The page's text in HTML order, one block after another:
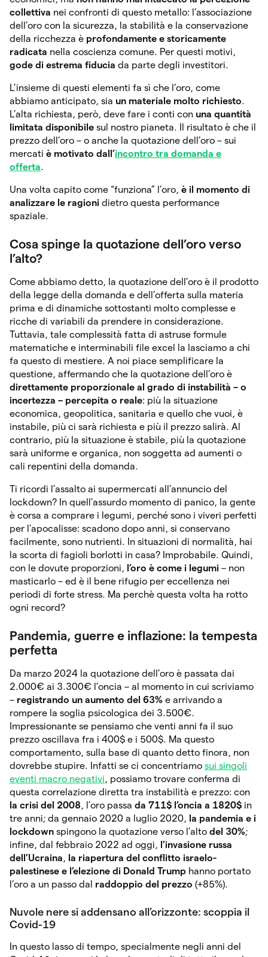
collettiva nei confronti di questo metallo: l’associazione
dell’oro con la sicurezza, la stabilità e la conservazione
della ricchezza è profondamente e storicamente
radicata nella coscienza comune. Per questi motivi,
gode di estrema fiducia da parte degli investitori.
L’insieme di questi elementi fa sì che l’oro, come
abbiamo anticipato, sia un materiale molto richiesto.
L’alta richiesta, però, deve fare i conti con una quantità
limitata disponibile sul nostro pianeta. Il risultato è che il
prezzo dell’oro – o anche la quotazione dell’oro – sui
mercati è motivato dall’incontro tra domanda e
offerta.
Una volta capito come “funziona” l’oro, è il momento di
analizzare le ragioni dietro questa performance
spaziale.
Cosa spinge la quotazione dell’oro verso
l’alto?
Come abbiamo detto, la quotazione dell’oro è il prodotto
della legge della domanda e dell’offerta sulla materia
prima e di dinamiche sottostanti molto complesse e
ricche di variabili da prendere in considerazione.
Tuttavia, tale complessità fatta di astruse formule
matematiche e interminabili file excel la lasciamo a chi
fa questo di mestiere. A noi piace semplificare la
questione, affermando che la quotazione dell’oro è
direttamente proporzionale al grado di instabilità – o
incertezza – percepita o reale: più la situazione
economica, geopolitica, sanitaria e quello che vuoi, è
instabile, più ci sarà richiesta e più il prezzo salirà. Al
contrario, più la situazione è stabile, più la quotazione
sarà uniforme e organica, non soggetta ad aumenti o
cali repentini della domanda.
Ti ricordi l’assalto ai supermercati all’annuncio del
lockdown? In quell’assurdo momento di panico, la gente
è corsa a comprare i legumi, perché sono i viveri perfetti
per l’apocalisse: scadono dopo anni, si conservano
facilmente, sono nutrienti. In situazioni di normalità, hai
la scorta di fagioli borlotti in casa? Improbabile. Quindi,
con le dovute proporzioni, l’oro è come i legumi – non
masticarlo – ed è il bene rifugio per eccellenza nei
periodi di forte stress. Ma perchè questa volta ha rotto
ogni record?
Pandemia, guerre e inflazione: la tempesta
perfetta
Da marzo 2024 la quotazione dell’oro è passata dai
2.000€ ai 3.300€ l’oncia – al momento in cui scriviamo
– registrando un aumento del 63% e arrivando a
rompere la soglia psicologica dei 3.500€.
Impressionante se pensiamo che venti anni fa il suo
prezzo oscillava fra i 400$ e i 500$. Ma questo
comportamento, sulla base di quanto detto finora, non
dovrebbe stupire. Infatti se ci concentriamo sui singoli
eventi macro negativi, possiamo trovare conferma di
questa correlazione diretta tra instabilità e prezzo: con
la crisi del 2008, l’oro passa da 711$ l’oncia a 1820$ in
tre anni; da gennaio 2020 a luglio 2020, la pandemia e i
lockdown spingono la quotazione verso l’alto del 30%;
infine, dal febbraio 2022 ad oggi, l’invasione russa
dell’Ucraina, la riapertura del conflitto israelo-
palestinese e l’elezione di Donald Trump hanno portato
l’oro a un passo dal raddoppio del prezzo (+85%).
Nuvole nere si addensano all’orizzonte: scoppia il
Covid-19
In questo lasso di tempo, specialmente negli anni del